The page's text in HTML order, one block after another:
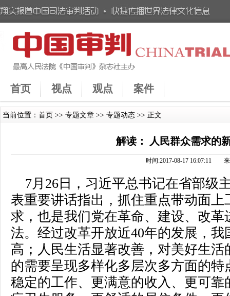
首页 视点 观点 案件
当前位置： 首页 >> 专题文章 >> 专题动态 >> 正文
解读： 人民群众需求的
时间:2017-08-17 16:07:11
7月26日，习近平总书记在省部级
表重要讲话指出，抓住重点带动面
求，也是我们党在革命、建设、改
法。经过改革开放近40年的发展，
高；人民生活显著改善，对美好生
的需要呈现多样化多层次多方面的
稳定的工作、更满意的收入、更可